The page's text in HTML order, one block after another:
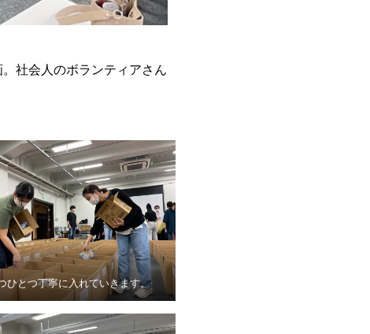
社会人のボランティアさん
ひとつ丁寧に入れていきます。